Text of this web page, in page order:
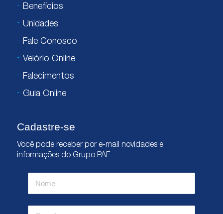
Benefícios
Unidades
Fale Conosco
Velório Online
Falecimentos
Guia Online
Cadastre-se
Você pode receber por e-mail novidades e
informações do Grupo PAF